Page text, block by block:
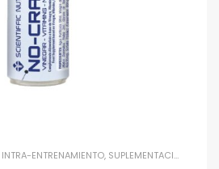
INTRA-ENTRENAMIENTO, SUPLEMENTACIÓN